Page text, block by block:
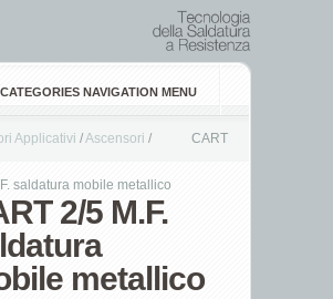
CATEGORIES NAVIGATION MENU
Applicativi /Ascensori /
CART
saldatura mobile metallico
2/5 M.F.
metallico